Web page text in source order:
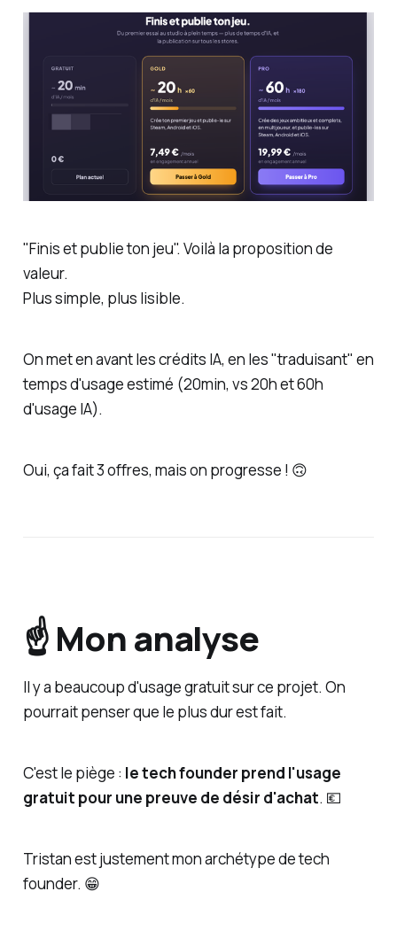
"Finis et publie ton jeu". Voilà la proposition de
valeur.
Plus simple, plus lisible.
On met en avant les crédits IA, en les "traduisant" en
temps d'usage estimé (20min, vs 20h et 60h
d'usage IA).
Oui, ça fait 3 offres, mais on progresse ! 🙃
☝️ Mon analyse
Il y a beaucoup d'usage gratuit sur ce projet. On
pourrait penser que le plus dur est fait.
C'est le piège : le tech founder prend l'usage
gratuit pour une preuve de désir d'achat. 💶
Tristan est justement mon archétype de tech
founder. 😁